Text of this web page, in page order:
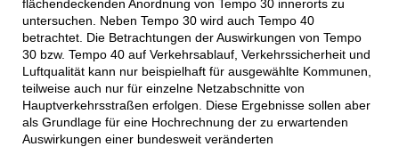
flächendeckenden Anordnung von Tempo 30 innerorts zu
untersuchen. Neben Tempo 30 wird auch Tempo 40
betrachtet. Die Betrachtungen der Auswirkungen von Tempo
30 bzw. Tempo 40 auf Verkehrsablauf, Verkehrssicherheit und
Luftqualität kann nur beispielhaft für ausgewählte Kommunen,
teilweise auch nur für einzelne Netzabschnitte von
Hauptverkehrsstraßen erfolgen. Diese Ergebnisse sollen aber
als Grundlage für eine Hochrechnung der zu erwartenden
Auswirkungen einer bundesweit veränderten